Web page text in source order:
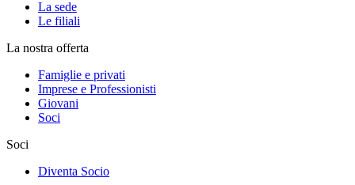
La sede
Le filiali
La nostra offerta
Famiglie e privati
Imprese e Professionisti
Giovani
Soci
Soci
Diventa Socio